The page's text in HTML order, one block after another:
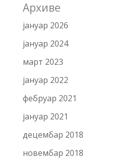
Архиве
јануар 2026
јануар 2024
март 2023
јануар 2022
фебруар 2021
јануар 2021
децембар 2018
новембар 2018